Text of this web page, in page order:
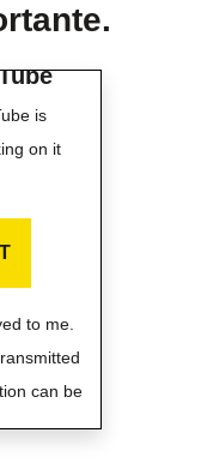
is
on it
to me.
can be